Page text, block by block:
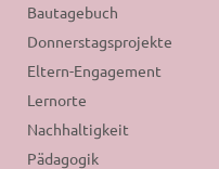
Bautagebuch
Donnerstagsprojekte
Eltern-Engagement
Lernorte
Nachhaltigkeit
Pädagogik